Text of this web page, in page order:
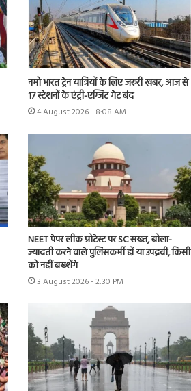
नमो भारत ट्रेन यात्रियों के लिए जरूरी खबर, आज से
17 स्टेशनों के एंट्री-एग्जिट गेट बंद
4 August 2026 - 8:08 AM
NEET पेपर लीक प्रोटेस्ट पर SC सख्त, बोला-
ज्यादती करने वाले पुलिसकर्मी हों या उपद्रवी, किसी
को नहीं बख्शेंगे
3 August 2026 - 2:30 PM